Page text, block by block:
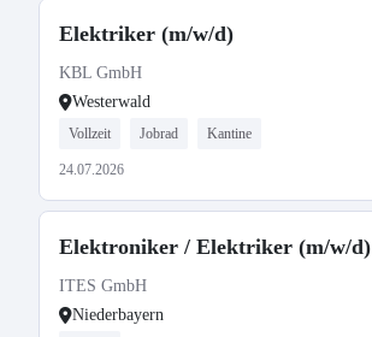
Elektriker (m/w/d)
KBL GmbH
Westerwald
Vollzeit Jobrad Kantine
24.07.2026
Elektroniker / Elektriker (m/w/d)
ITES GmbH
Niederbayern